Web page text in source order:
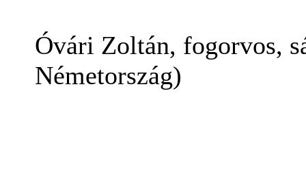
Óvári Zoltán, fogorvos,
Németország)